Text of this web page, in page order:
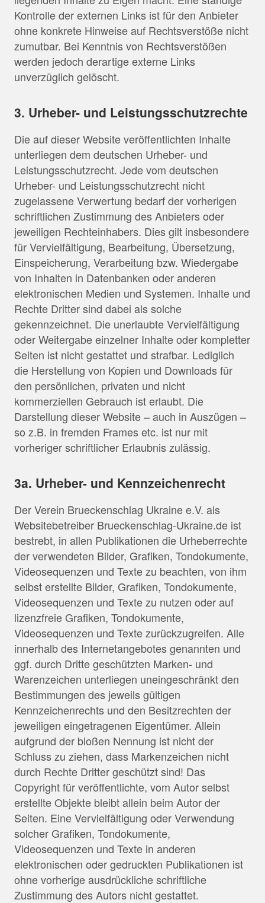
Kontrolle der externen Links ist für den Anbieter
ohne konkrete Hinweise auf Rechtsverstöße nicht
zumutbar. Bei Kenntnis von Rechtsverstößen
werden jedoch derartige externe Links
unverzüglich gelöscht.
3. Urheber- und Leistungsschutzrechte
Die auf dieser Website veröffentlichten Inhalte
unterliegen dem deutschen Urheber- und
Leistungsschutzrecht. Jede vom deutschen
Urheber- und Leistungsschutzrecht nicht
zugelassene Verwertung bedarf der vorherigen
schriftlichen Zustimmung des Anbieters oder
jeweiligen Rechteinhabers. Dies gilt insbesondere
für Vervielfältigung, Bearbeitung, Übersetzung,
Einspeicherung, Verarbeitung bzw. Wiedergabe
von Inhalten in Datenbanken oder anderen
elektronischen Medien und Systemen. Inhalte und
Rechte Dritter sind dabei als solche
gekennzeichnet. Die unerlaubte Vervielfältigung
oder Weitergabe einzelner Inhalte oder kompletter
Seiten ist nicht gestattet und strafbar. Lediglich
die Herstellung von Kopien und Downloads für
den persönlichen, privaten und nicht
kommerziellen Gebrauch ist erlaubt. Die
Darstellung dieser Website – auch in Auszügen –
so z.B. in fremden Frames etc. ist nur mit
vorheriger schriftlicher Erlaubnis zulässig.
3a. Urheber- und Kennzeichenrecht
Der Verein Brueckenschlag Ukraine e.V. als
Websitebetreiber Brueckenschlag-Ukraine.de ist
bestrebt, in allen Publikationen die Urheberrechte
der verwendeten Bilder, Grafiken, Tondokumente,
Videosequenzen und Texte zu beachten, von ihm
selbst erstellte Bilder, Grafiken, Tondokumente,
Videosequenzen und Texte zu nutzen oder auf
lizenzfreie Grafiken, Tondokumente,
Videosequenzen und Texte zurückzugreifen. Alle
innerhalb des Internetangebotes genannten und
ggf. durch Dritte geschützten Marken- und
Warenzeichen unterliegen uneingeschränkt den
Bestimmungen des jeweils gültigen
Kennzeichenrechts und den Besitzrechten der
jeweiligen eingetragenen Eigentümer. Allein
aufgrund der bloßen Nennung ist nicht der
Schluss zu ziehen, dass Markenzeichen nicht
durch Rechte Dritter geschützt sind! Das
Copyright für veröffentlichte, vom Autor selbst
erstellte Objekte bleibt allein beim Autor der
Seiten. Eine Vervielfältigung oder Verwendung
solcher Grafiken, Tondokumente,
Videosequenzen und Texte in anderen
elektronischen oder gedruckten Publikationen ist
ohne vorherige ausdrückliche schriftliche
Zustimmung des Autors nicht gestattet.